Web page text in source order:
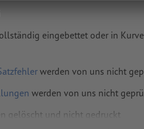
eingebettet oder in
werden von uns nicht
werden von uns nicht
gelöscht und nicht gedruckt